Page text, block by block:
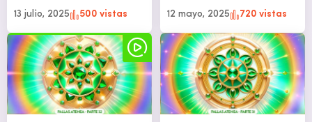
13 julio, 2025 500 vistas 12 mayo, 2025 720 vistas